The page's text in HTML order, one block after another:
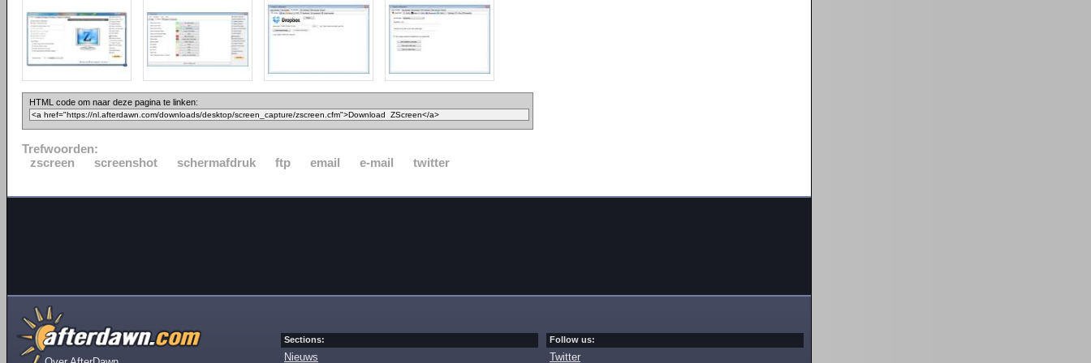
HTML code om naar deze pagina te linken:
Trefwoorden:
zscreen
screenshot schermafdruk ftp email e-mail twitter
Sections:
Nieuws
Follow us:
Twitter